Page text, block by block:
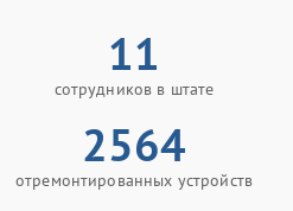
11
сотрудников в штате
2564
отремонтированных устройств